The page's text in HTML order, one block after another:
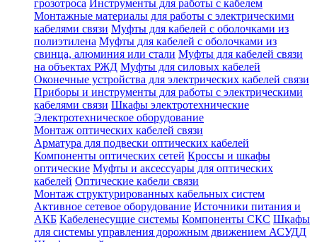
грозотроса Инструменты для работы с кабелем
Монтажные материалы для работы с электрическими
кабелями связи Муфты для кабелей с оболочками из
полиэтилена Муфты для кабелей с оболочками из
свинца, алюминия или стали Муфты для кабелей связи
на объектах РЖД Муфты для силовых кабелей
Оконечные устройства для электрических кабелей связи
Приборы и инструменты для работы с электрическими
кабелями связи Шкафы электротехнические
Электротехническое оборудование
Монтаж оптических кабелей связи
Арматура для подвески оптических кабелей
Компоненты оптических сетей Кроссы и шкафы
оптические Муфты и аксессуары для оптических
кабелей Оптические кабели связи
Монтаж структурированных кабельных систем
Активное сетевое оборудование Источники питания и
АКБ Кабеленесущие системы Компоненты СКС Шкафы
для системы управления дорожным движением АСУДД